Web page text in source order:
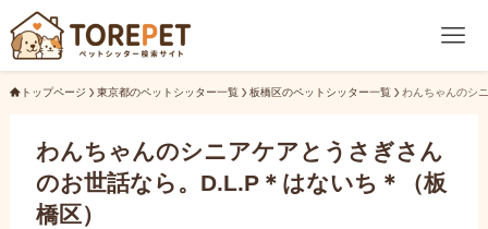
トップページ 東京都のペットシッター一覧 板橋区のペットシッター一覧 わんちゃんのシ
わんちゃんのシニアケアとうさぎさん
のお世話なら。D.L.P＊はないち＊（板
橋区）